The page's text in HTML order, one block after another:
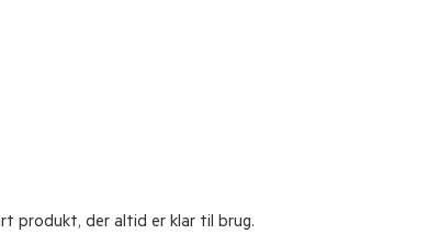
produkt, der altid er klar til brug.